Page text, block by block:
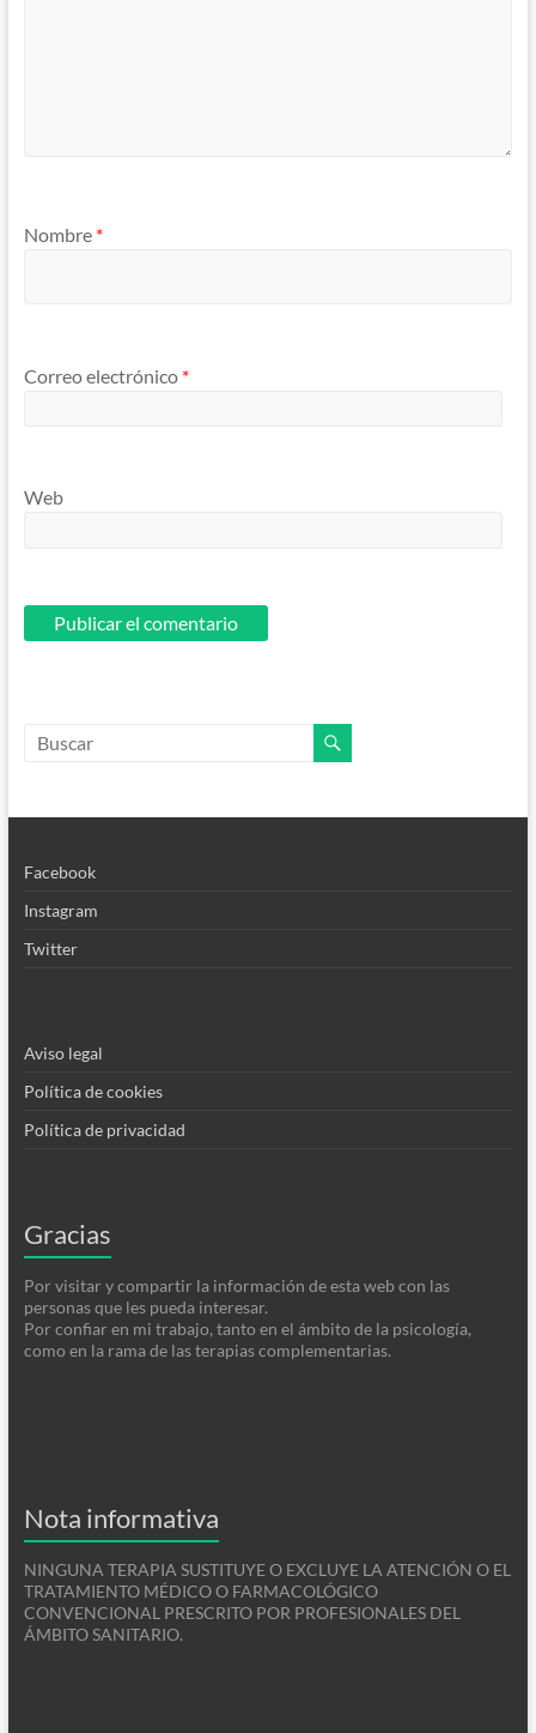
Nombre *
Correo electrónico *
Web
Facebook
Instagram
Twitter
Aviso legal
Política de cookies
Política de privacidad
Gracias
Por visitar y compartir la información de esta web con las
personas que les pueda interesar.
Por confiar en mi trabajo, tanto en el ámbito de la psicología,
como en la rama de las terapias complementarias.
Nota informativa
NINGUNA TERAPIA SUSTITUYE O EXCLUYE LA ATENCIÓN O EL
TRATAMIENTO MÉDICO O FARMACOLÓGICO
CONVENCIONAL PRESCRITO POR PROFESIONALES DEL
ÁMBITO SANITARIO.